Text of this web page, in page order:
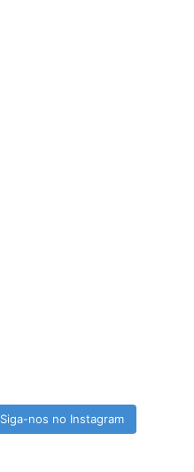
Siga-nos no Instagram